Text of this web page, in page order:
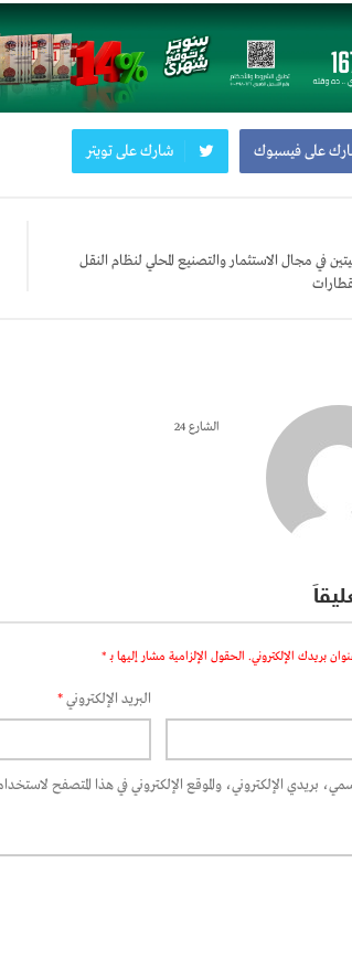
على فيسبوك شارك على تويتر
في مجال الاستثمار والتصنيع المحلي لنظام النقل
الشارع 24
بريدك الإلكتروني. الحقول الإلزامية مشار إليها بـ *
البريد الإلكتروني*
بريدي الإلكتروني، والموقع الإلكتروني في هذا المتصفح